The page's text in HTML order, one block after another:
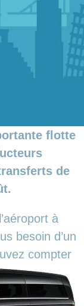
flotte
de
à
besoin d’un
compter